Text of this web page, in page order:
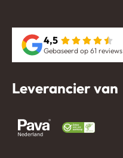
4,5
Gebaseerd op 61 reviews
Leverancier van